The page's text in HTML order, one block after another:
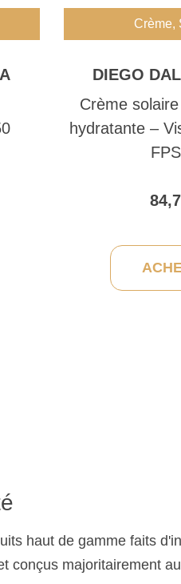
Crème,
DIEGO
Crème
hydratante –
haut de gamme faits
conçus majoritairement